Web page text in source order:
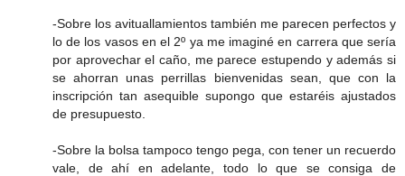
-Sobre los avituallamientos también me parecen perfectos y
lo de los vasos en el 2º ya me imaginé en carrera que sería
por aprovechar el caño, me parece estupendo y además si
se ahorran unas perrillas bienvenidas sean, que con la
inscripción tan asequible supongo que estaréis ajustados
de presupuesto.
-Sobre la bolsa tampoco tengo pega, con tener un recuerdo
vale, de ahí en adelante, todo lo que se consiga de